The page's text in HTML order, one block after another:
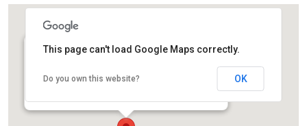
Facultat de Biologia de la Universitat de Barcelona
Avinguda de la Diagonal, 643
This page can't load Google Maps correctly.
Do you own this website? OK